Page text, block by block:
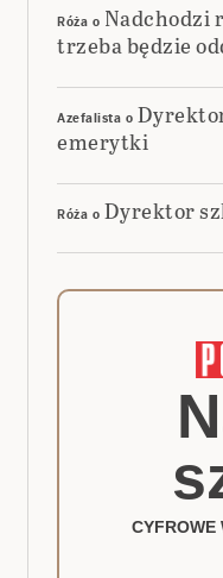
Róża o Nadchodzi
trzeba będzie
Azefalista o
emerytki
Róża o Dyrektor
CYFROWE